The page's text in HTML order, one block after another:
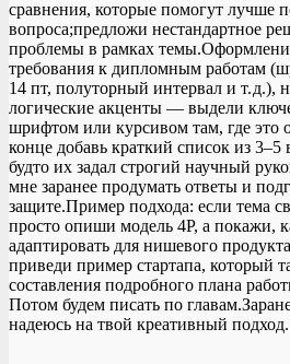
сравнения, которые помогут лучше
вопроса;предложи нестандартное
проблемы в рамках
требования к дипломным работам
14 пт, полуторный интервал и т. д.),
логические акценты — выдели
шрифтом или курсивом там, где это
конце добавь краткий список из
будто их задал строгий научный
мне заранее продумать ответы и
защите.Пример подхода: если тема
просто опиши модель 4P, а покажи,
адаптировать для нишевого
приведи пример стартапа, который
составления подробного плана
Потом будем писать по
надеюсь на твой креативный подход.